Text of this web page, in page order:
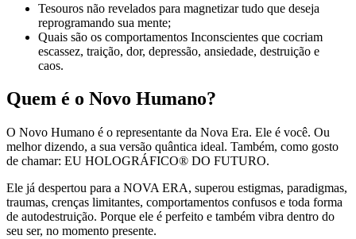
Tesouros não revelados para magnetizar tudo que deseja
reprogramando sua mente;
Quais são os comportamentos Inconscientes que cocriam
escassez, traição, dor, depressão, ansiedade, destruição e
caos.
Quem é o Novo Humano?
O Novo Humano é o representante da Nova Era. Ele é você. Ou
melhor dizendo, a sua versão quântica ideal. Também, como gosto
de chamar: EU HOLOGRÁFICO® DO FUTURO.
Ele já despertou para a NOVA ERA, superou estigmas, paradigmas,
traumas, crenças limitantes, comportamentos confusos e toda forma
de autodestruição. Porque ele é perfeito e também vibra dentro do
seu ser, no momento presente.